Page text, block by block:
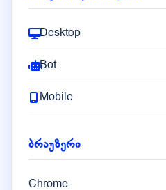
Dublin
Desktop
Bot
Mobile
ბრაუზერი
Chrome